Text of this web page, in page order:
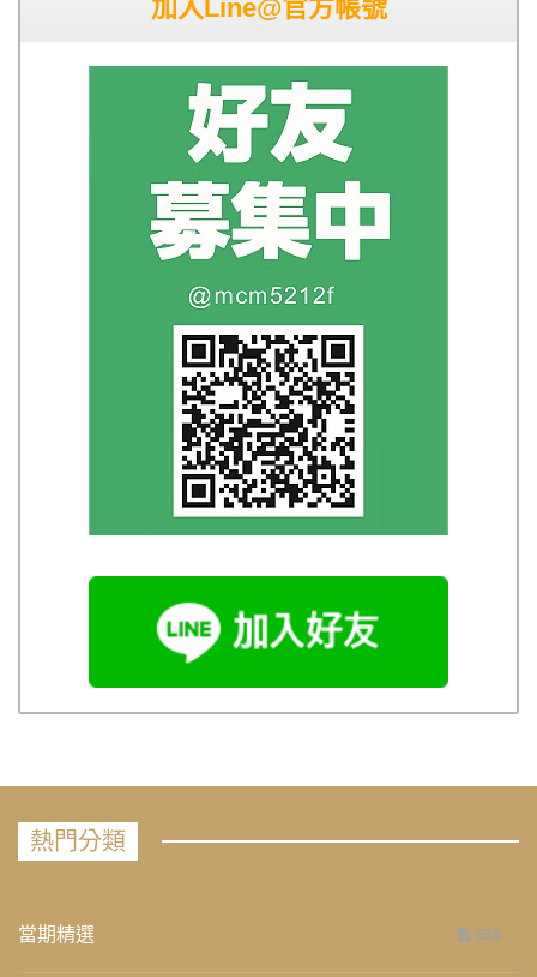
加入Line@官方帳號
熱門分類
當期精選 658